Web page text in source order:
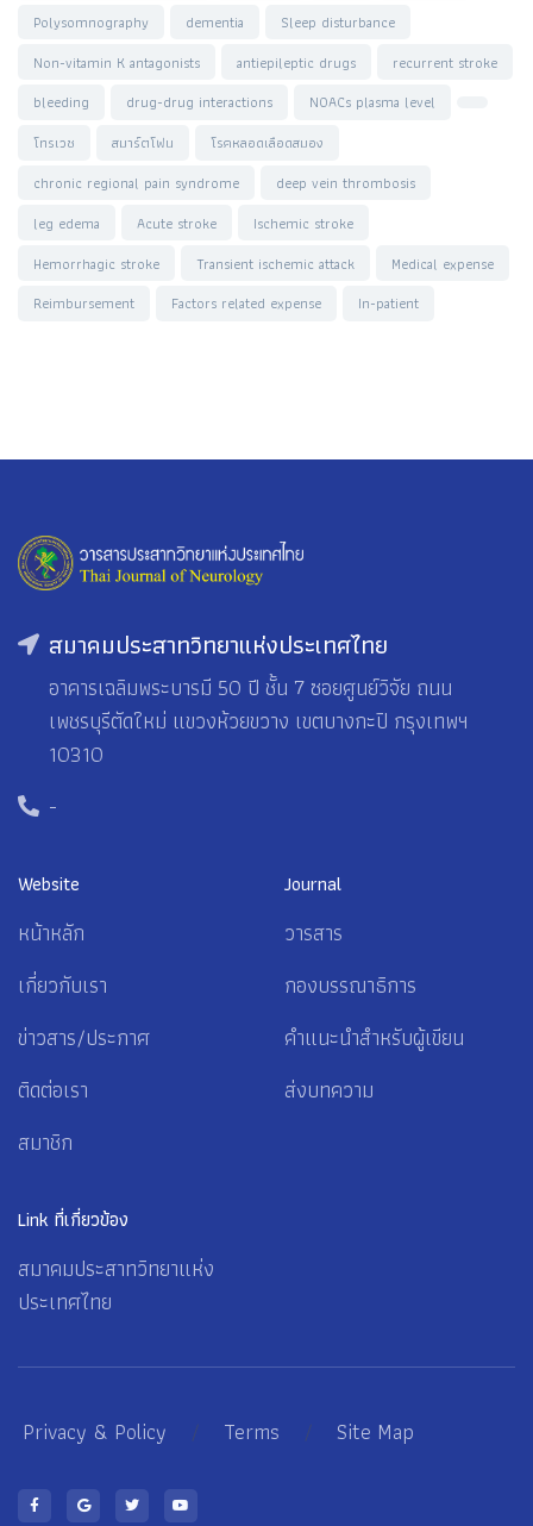
Polysomnography
dementia
Sleep disturbance
Non-vitamin K antagonists
antiepileptic drugs
recurrent stroke
bleeding
drug-drug interactions
NOACs plasma level
โทรเวช
สมาร์ตโฟน
โรคหลอดเลือดสมอง
chronic regional pain syndrome
deep vein thrombosis
leg edema
Acute stroke
Ischemic stroke
Hemorrhagic stroke
Transient ischemic attack
Medical expense
Reimbursement
Factors related expense In-patient
สมาคมประสาทวิทยาแห่งประเทศไทย
อาคารเฉลิมพระบารมี 50 ปี ชั้น 7 ซอยศูนย์วิจัย ถนน
เพชรบุรีตัดใหม่ แขวงห้วยขวาง เขตบางกะปิ กรุงเทพฯ
10310
-
Website
หน้าหลัก
เกี่ยวกับเรา
ข่าวสาร/ประกาศ
ติดต่อเรา
สมาชิก
Journal
วารสาร
กองบรรณาธิการ
คำแนะนำสำหรับผู้เขียน
ส่งบทความ
Link ที่เกี่ยวข้อง
สมาคมประสาทวิทยาแห่ง
ประเทศไทย
Privacy & Policy / Terms / Site Map